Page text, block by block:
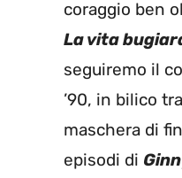
coraggio ben
La vita
seguiremo il
’90, in bilico
maschera di
episodi di